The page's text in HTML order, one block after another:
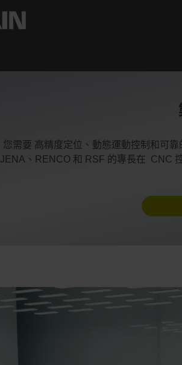
需要 高精度定位、動態運動控制和可
、RENCO 和 RSF 的專長在 CNC